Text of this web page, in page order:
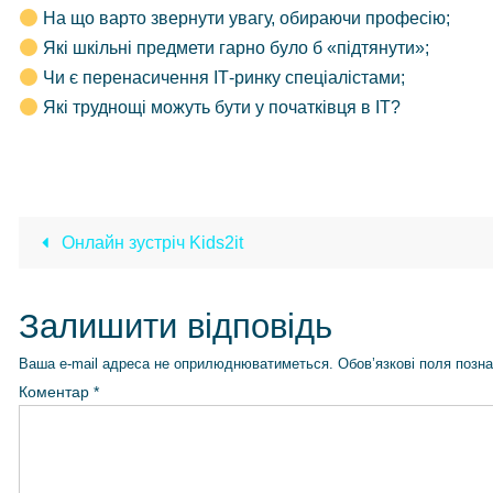
На що варто звернути увагу, обираючи професію;
Які шкільні предмети гарно було б «підтянути»;
Чи є перенасичення ІТ-ринку спеціалістами;
Які труднощі можуть бути у початківця в ІТ?
Онлайн зустріч Kids2it
Залишити відповідь
Ваша e-mail адреса не оприлюднюватиметься. Обов’язкові поля
Коментар *